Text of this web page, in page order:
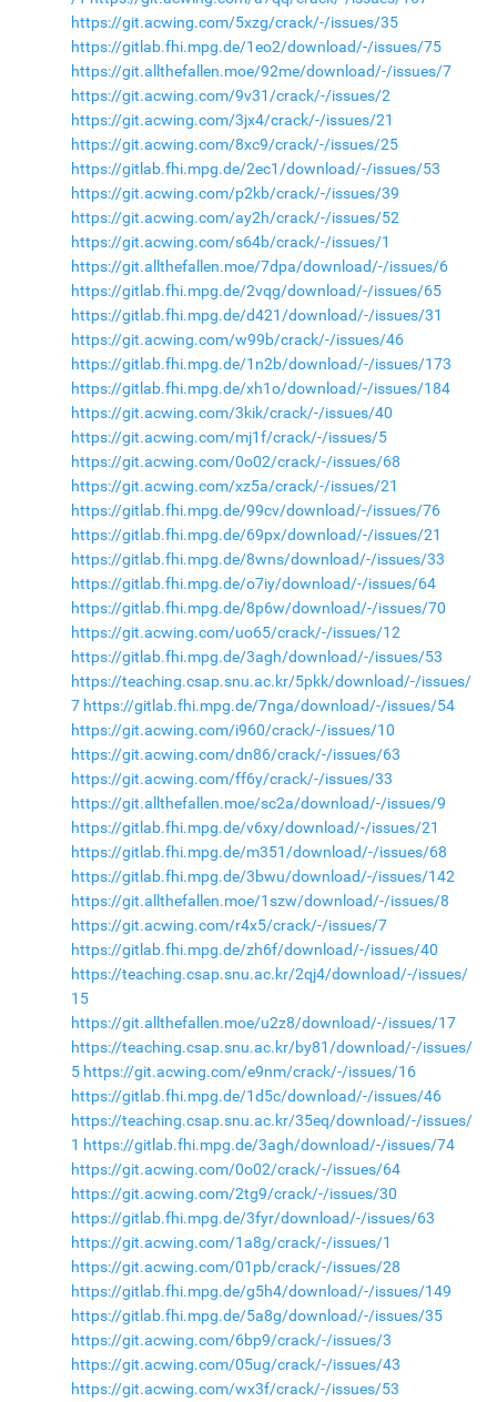
https://git.acwing.com/5xzg/crack/-/issues/35
https://gitlab.fhi.mpg.de/1eo2/download/-/issues/75
https://git.allthefallen.moe/92me/download/-/issues/7
https://git.acwing.com/9v31/crack/-/issues/2
https://git.acwing.com/3jx4/crack/-/issues/21
https://git.acwing.com/8xc9/crack/-/issues/25
https://gitlab.fhi.mpg.de/2ec1/download/-/issues/53
https://git.acwing.com/p2kb/crack/-/issues/39
https://git.acwing.com/ay2h/crack/-/issues/52
https://git.acwing.com/s64b/crack/-/issues/1
https://git.allthefallen.moe/7dpa/download/-/issues/6
https://gitlab.fhi.mpg.de/2vqg/download/-/issues/65
https://gitlab.fhi.mpg.de/d421/download/-/issues/31
https://git.acwing.com/w99b/crack/-/issues/46
https://gitlab.fhi.mpg.de/1n2b/download/-/issues/173
https://gitlab.fhi.mpg.de/xh1o/download/-/issues/184
https://git.acwing.com/3kik/crack/-/issues/40
https://git.acwing.com/mj1f/crack/-/issues/5
https://git.acwing.com/0o02/crack/-/issues/68
https://git.acwing.com/xz5a/crack/-/issues/21
https://gitlab.fhi.mpg.de/99cv/download/-/issues/76
https://gitlab.fhi.mpg.de/69px/download/-/issues/21
https://gitlab.fhi.mpg.de/8wns/download/-/issues/33
https://gitlab.fhi.mpg.de/o7iy/download/-/issues/64
https://gitlab.fhi.mpg.de/8p6w/download/-/issues/70
https://git.acwing.com/uo65/crack/-/issues/12
https://gitlab.fhi.mpg.de/3agh/download/-/issues/53
https://teaching.csap.snu.ac.kr/5pkk/download/-/issues/
7 https://gitlab.fhi.mpg.de/7nga/download/-/issues/54
https://git.acwing.com/i960/crack/-/issues/10
https://git.acwing.com/dn86/crack/-/issues/63
https://git.acwing.com/ff6y/crack/-/issues/33
https://git.allthefallen.moe/sc2a/download/-/issues/9
https://gitlab.fhi.mpg.de/v6xy/download/-/issues/21
https://gitlab.fhi.mpg.de/m351/download/-/issues/68
https://gitlab.fhi.mpg.de/3bwu/download/-/issues/142
https://git.allthefallen.moe/1szw/download/-/issues/8
https://git.acwing.com/r4x5/crack/-/issues/7
https://gitlab.fhi.mpg.de/zh6f/download/-/issues/40
https://teaching.csap.snu.ac.kr/2qj4/download/-/issues/
15
https://git.allthefallen.moe/u2z8/download/-/issues/17
https://teaching.csap.snu.ac.kr/by81/download/-/issues/
5 https://git.acwing.com/e9nm/crack/-/issues/16
https://gitlab.fhi.mpg.de/1d5c/download/-/issues/46
https://teaching.csap.snu.ac.kr/35eq/download/-/issues/
1 https://gitlab.fhi.mpg.de/3agh/download/-/issues/74
https://git.acwing.com/0o02/crack/-/issues/64
https://git.acwing.com/2tg9/crack/-/issues/30
https://gitlab.fhi.mpg.de/3fyr/download/-/issues/63
https://git.acwing.com/1a8g/crack/-/issues/1
https://git.acwing.com/01pb/crack/-/issues/28
https://gitlab.fhi.mpg.de/g5h4/download/-/issues/149
https://gitlab.fhi.mpg.de/5a8g/download/-/issues/35
https://git.acwing.com/6bp9/crack/-/issues/3
https://git.acwing.com/05ug/crack/-/issues/43
https://git.acwing.com/wx3f/crack/-/issues/53